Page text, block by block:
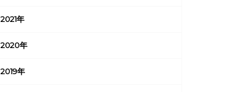
2021年
2020年
2019年